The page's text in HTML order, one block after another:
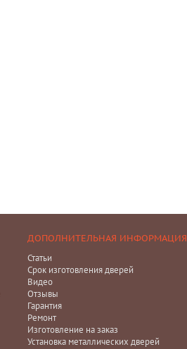
ДОПОЛНИТЕЛЬНАЯ ИНФОРМАЦИЯ
Статьи
Срок изготовления дверей
Видео
Отзывы
Гарантия
Ремонт
Изготовление на заказ
Установка металлических дверей